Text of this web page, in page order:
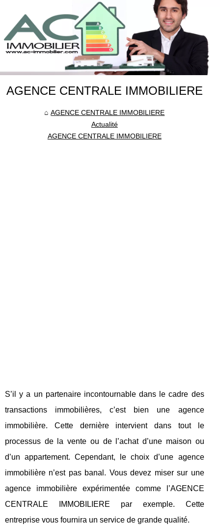
AGENCE CENTRALE IMMOBILIERE
AGENCE CENTRALE IMMOBILIERE
Actualité
AGENCE CENTRALE IMMOBILIERE
S’il y a un partenaire incontournable dans le cadre des
transactions immobilières, c’est bien une agence
immobilière. Cette dernière intervient dans tout le
processus de la vente ou de l’achat d’une maison ou
d’un appartement. Cependant, le choix d’une agence
immobilière n’est pas banal. Vous devez miser sur une
agence immobilière expérimentée comme l’AGENCE
CENTRALE IMMOBILIERE par exemple. Cette
entreprise vous fournira un service de grande qualité.